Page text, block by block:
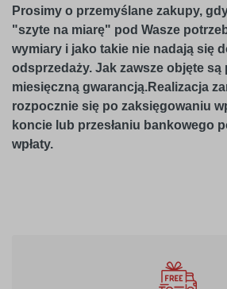
Prosimy o przemyślane zakupy,
"szyte na miarę" pod Wasze
wymiary i jako takie nie nadają się
odsprzedaży. Jak zawsze objęte są
miesięczną gwarancją.Realizacja
rozpocznie się po zaksięgowaniu
koncie lub przesłaniu bankowego
wpłaty.